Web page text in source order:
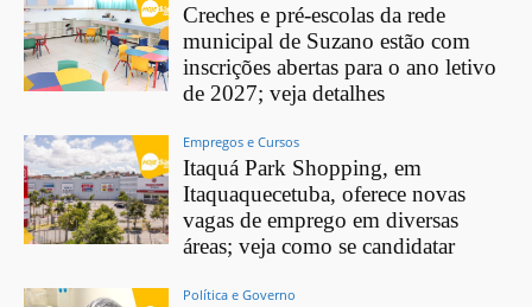
Creches e pré-escolas da rede
municipal de Suzano estão com
inscrições abertas para o ano letivo
de 2027; veja detalhes
Empregos e Cursos
Itaquá Park Shopping, em
Itaquaquecetuba, oferece novas
vagas de emprego em diversas
áreas; veja como se candidatar
Política e Governo